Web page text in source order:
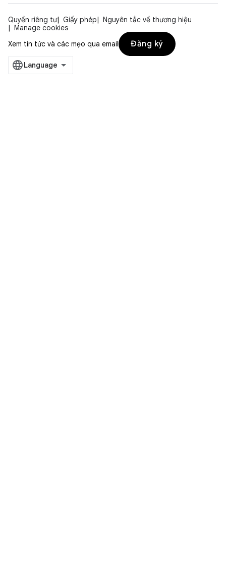
Quyền riêng tư Giấy phép
Nguyên tắc về thương hiệu
Manage cookies
Xem tin tức và các mẹo qua email
Đăng ký